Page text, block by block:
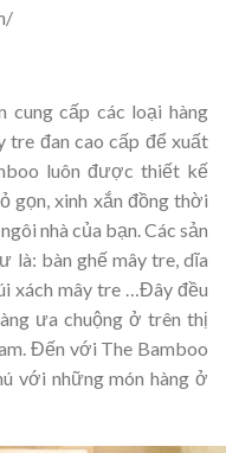
cung cấp các loại hàng
tre đan cao cấp để xuất
luôn được thiết kế
gọn, xinh xắn đồng thời
nhà của bạn. Các sản
là: bàn ghế mây tre, dĩa
xách mây tre …Đây đều
ưa chuộng ở trên thị
Đến với The Bamboo
với những món hàng ở